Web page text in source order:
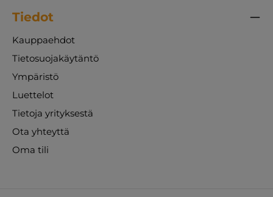
Tiedot
Kauppaehdot
Tietosuojakäytäntö
Ympäristö
Luettelot
Tietoja yrityksestä
Ota yhteyttä
Oma tili